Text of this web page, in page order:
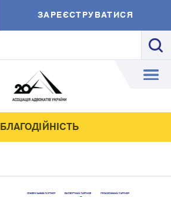
ЗАРЕЄСТРУВАТИСЯ
БЛАГОДІЙНІСТЬ